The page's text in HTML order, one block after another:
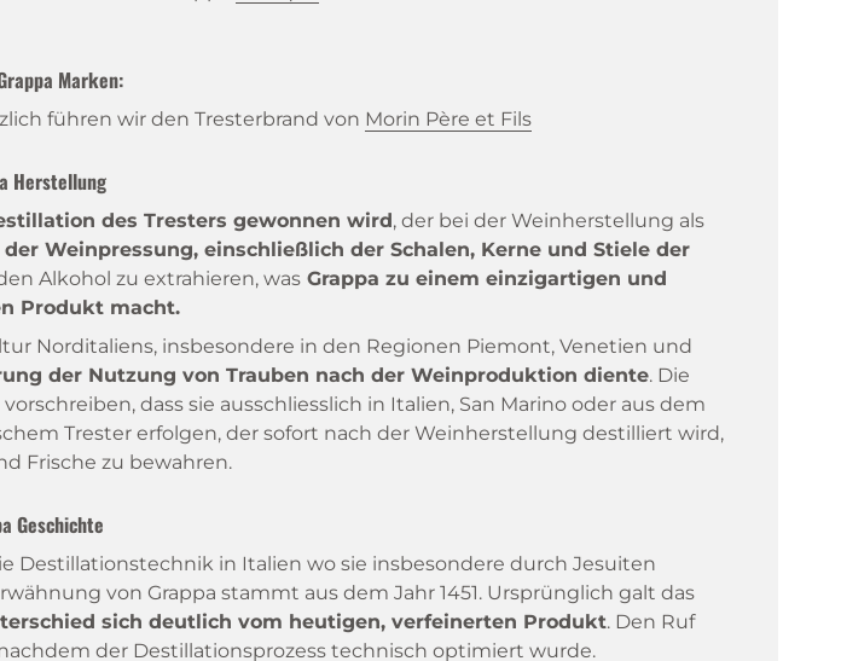
Marken:
führen wir den Tresterbrand von Morin Père et Fils
Herstellung
des Tresters gewonnen wird, der bei der Weinherstellung als
Weinpressung, einschließlich der Schalen, Kerne und Stiele der
Alkohol zu extrahieren, was Grappa zu einem einzigartigen und
Produkt macht.
Norditaliens, insbesondere in den Regionen Piemont, Venetien und
der Nutzung von Trauben nach der Weinproduktion diente. Die
vorschreiben, dass sie ausschliesslich in Italien, San Marino oder aus dem
Trester erfolgen, der sofort nach der Weinherstellung destilliert wird,
Frische zu bewahren.
Geschichte
Destillationstechnik in Italien wo sie insbesondere durch Jesuiten
von Grappa stammt aus dem Jahr 1451. Ursprünglich galt das
sich deutlich vom heutigen, verfeinerten Produkt. Den Ruf
der Destillationsprozess technisch optimiert wurde.